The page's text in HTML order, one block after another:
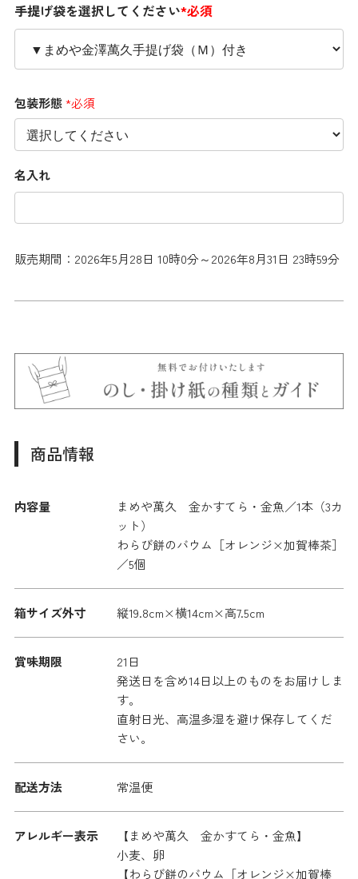
手提げ袋を選択してください*必須
包装形態*必須
名入れ
販売期間：2026年5月28日 10時0分～2026年8月31日 23時59分
商品情報
内容量
まめや萬久 金かすてら・金魚／1本（3カ
ット）
わらび餅のバウム［オレンジ×加賀棒茶］
／5個
箱サイズ外寸 縦19.8cm×横14cm×高7.5cm
賞味期限
21日
発送日を含め14日以上のものをお届けしま
す。
直射日光、高温多湿を避け保存してくだ
さい。
配送方法 常温便
アレルギー表示
【まめや萬久 金かすてら・金魚】
小麦、卵
【わらび餅のバウム［オレンジ×加賀棒